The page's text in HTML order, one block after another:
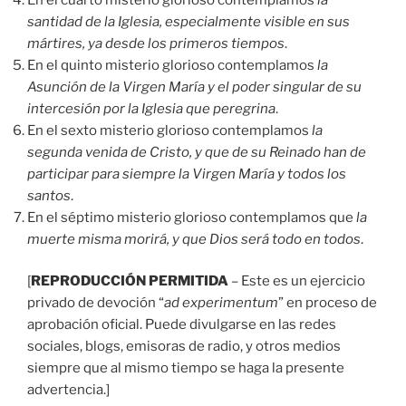
santidad de la Iglesia, especialmente visible en sus
mártires, ya desde los primeros tiempos.
En el quinto misterio glorioso contemplamos la
Asunción de la Virgen María y el poder singular de su
intercesión por la Iglesia que peregrina.
En el sexto misterio glorioso contemplamos la
segunda venida de Cristo, y que de su Reinado han de
participar para siempre la Virgen María y todos los
santos.
En el séptimo misterio glorioso contemplamos que la
muerte misma morirá, y que Dios será todo en todos.
[REPRODUCCIÓN PERMITIDA – Este es un ejercicio
privado de devoción “ad experimentum” en proceso de
aprobación oficial. Puede divulgarse en las redes
sociales, blogs, emisoras de radio, y otros medios
siempre que al mismo tiempo se haga la presente
advertencia.]